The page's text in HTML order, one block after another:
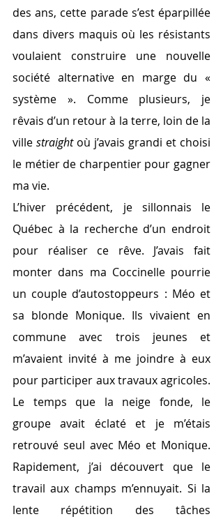
des ans, cette parade s’est éparpillée
dans divers maquis où les résistants
voulaient construire une nouvelle
société alternative en marge du «
système ». Comme plusieurs, je
rêvais d’un retour à la terre, loin de la
ville straight où j’avais grandi et choisi
le métier de charpentier pour gagner
ma vie.
L’hiver précédent, je sillonnais le
Québec à la recherche d’un endroit
pour réaliser ce rêve. J’avais fait
monter dans ma Coccinelle pourrie
un couple d’autostoppeurs : Méo et
sa blonde Monique. Ils vivaient en
commune avec trois jeunes et
m’avaient invité à me joindre à eux
pour participer aux travaux agricoles.
Le temps que la neige fonde, le
groupe avait éclaté et je m’étais
retrouvé seul avec Méo et Monique.
Rapidement, j’ai découvert que le
travail aux champs m’ennuyait. Si la
lente répétition des tâches